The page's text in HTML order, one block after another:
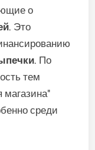
о
. Это
. По
тем
магазина"
среди